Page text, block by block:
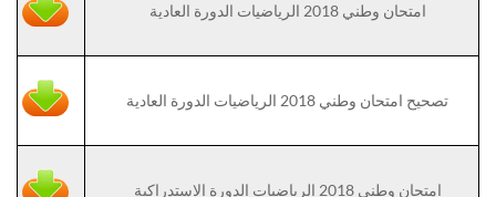
امتحان وطني 2018 الرياضيات الدورة العادية
تصحيح امتحان وطني 2018 الرياضيات الدورة العادية
امتحان وطني 2018 الرياضيات الدورة الاستدراكية